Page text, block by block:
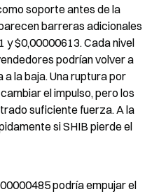
soporte antes de la
barreras adicionales
y $0,00000613. Cada nivel
podrían volver a
la baja. Una ruptura por
el impulso, pero los
suficiente fuerza. A la
si SHIB pierde el
podría empujar el